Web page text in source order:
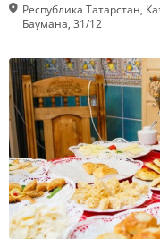
Республика Татарстан,
Баумана, 31/12